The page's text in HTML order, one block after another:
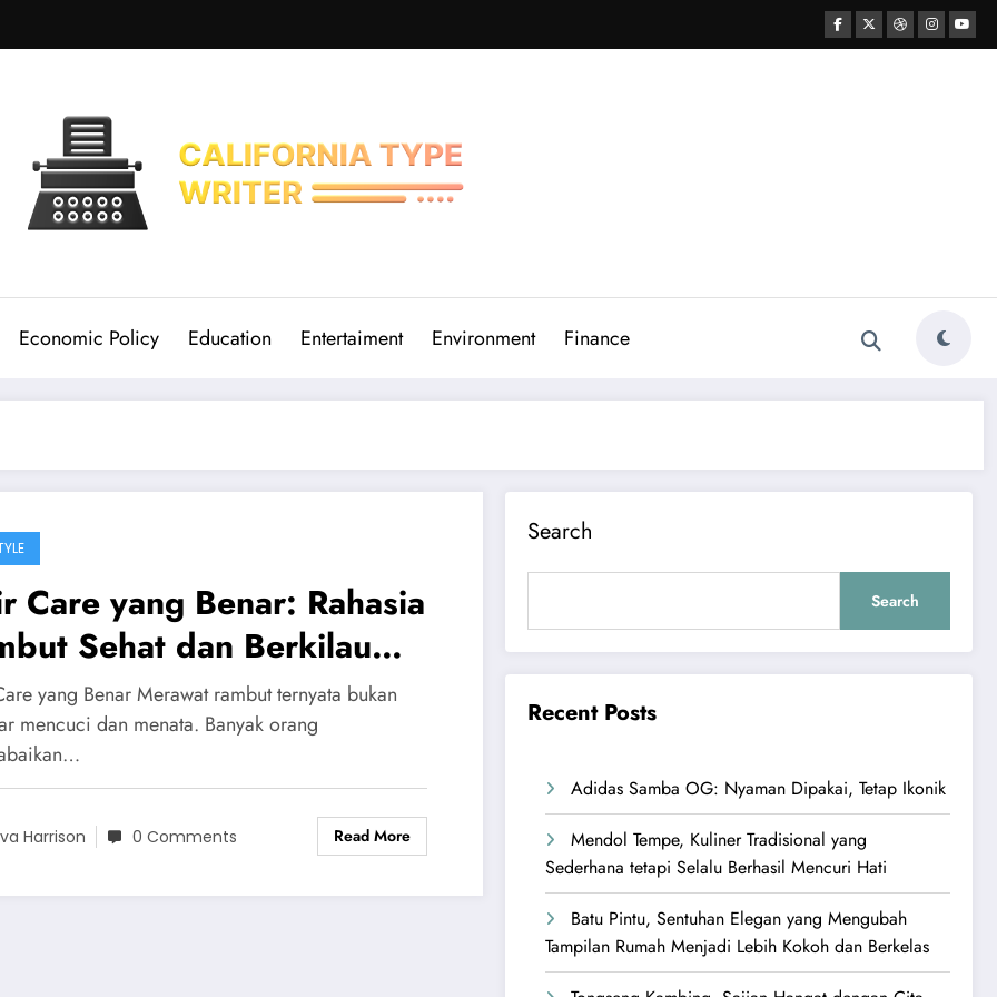
Economic Policy Education Entertaiment Environment Finance
Care yang Benar: Rahasia
Sehat dan Berkilau
Hari
yang Benar Merawat rambut ternyata bukan
mencuci dan menata. Banyak orang
Harrison 0 Comments Read More
Search
Search
Recent Posts
Adidas Samba OG: Nyaman Dipakai, Tetap Ikonik
Mendol Tempe, Kuliner Tradisional yang
Sederhana tetapi Selalu Berhasil Mencuri Hati
Batu Pintu, Sentuhan Elegan yang Mengubah
Tampilan Rumah Menjadi Lebih Kokoh dan Berkelas